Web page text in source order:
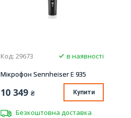
Код: 29673
в наявності
Мікрофон Sennheiser E 935
10 349 ₴ Купити
Безкоштовна доставка